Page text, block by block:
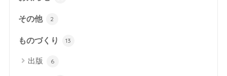
その他 2
ものづくり 13
出版 6